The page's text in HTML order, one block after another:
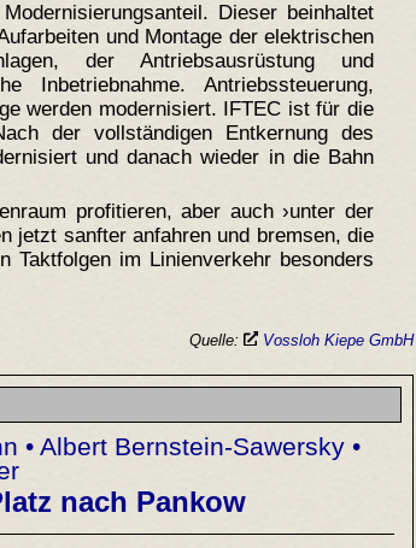
Dieser beinhaltet
und Montage der elektrischen
der Antriebsausrüstung und
Inbetriebnahme. Antriebssteuerung,
werden modernisiert. IFTEC ist für die
der vollständigen Entkernung des
und danach wieder in die Bahn
profitieren, aber auch ›unter der
jetzt sanfter anfahren und bremsen, die
Taktfolgen im Linienverkehr besonders
Quelle: Vossloh Kiepe GmbH
• Albert Bernstein-Sawersky •
nach Pankow